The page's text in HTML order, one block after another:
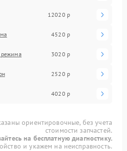
12020 р
4520 р
режима 3020 р
2520 р
4020 р
ориентировочные, без учета
стоимости запчастей.
на бесплатную диагностику.
и укажем на неисправность.